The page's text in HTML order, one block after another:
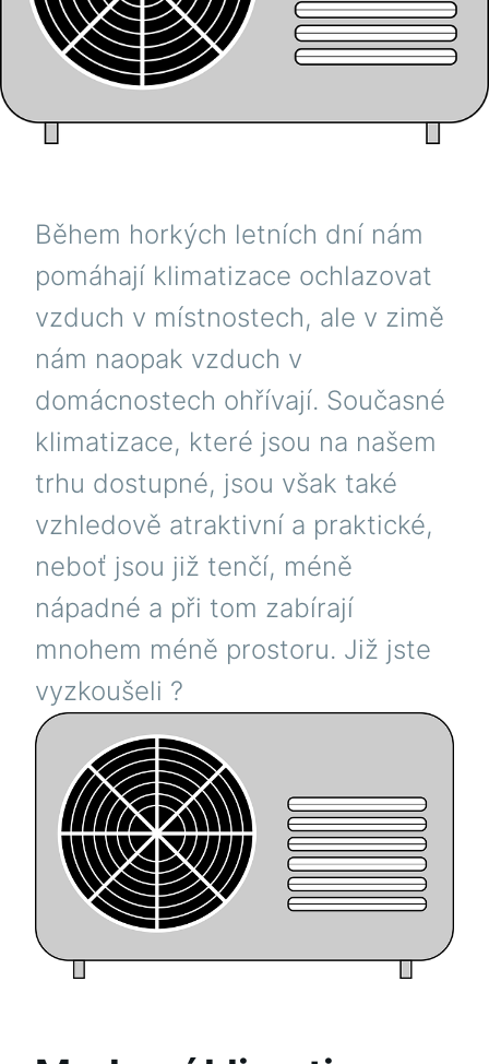
Během horkých letních dní nám
pomáhají klimatizace ochlazovat
vzduch v místnostech, ale v zimě
nám naopak vzduch v
domácnostech ohřívají. Současné
klimatizace, které jsou na našem
trhu dostupné, jsou však také
vzhledově atraktivní a praktické,
neboť jsou již tenčí, méně
nápadné a při tom zabírají
mnohem méně prostoru. Již jste
vyzkoušeli ?